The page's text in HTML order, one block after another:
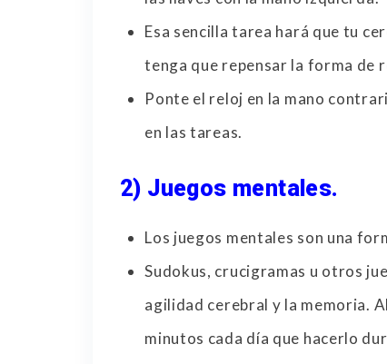
Esa sencilla tarea hará que tu
tenga que repensar la forma de
Ponte el reloj en la mano
en las tareas.
2) Juegos mentales.
Los juegos mentales son una
Sudokus, crucigramas u otros
agilidad cerebral y la memoria.
minutos cada día que hacerlo